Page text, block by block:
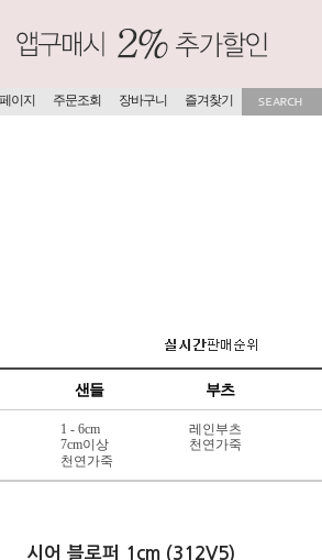
이지 주문조회 장바구니 즐겨찾기
샌들 부츠
1 - 6cm
7cm이상
천연가죽
레인부츠
천연가죽
시어 블로퍼 1cm (312V5)